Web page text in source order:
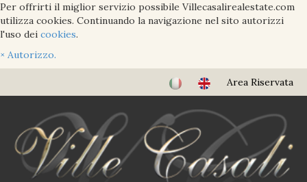
Per offrirti il miglior servizio possibile Villecasalirealestate.com
utilizza cookies. Continuando la navigazione nel sito autorizzi
l'uso dei cookies.
× Autorizzo.
Area Riservata